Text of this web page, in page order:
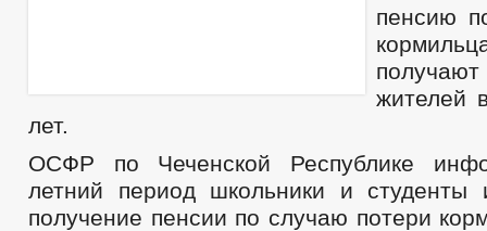
пенсию
жителей
лет.
ОСФР по Чеченской Республике
летний период школьники и
получение пенсии по случаю потери